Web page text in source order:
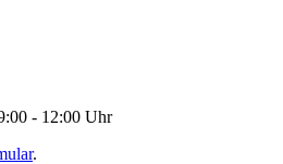
- 12:00 Uhr
.